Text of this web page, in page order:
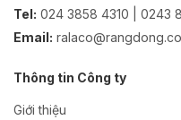
Tel: 024 3858 4310 | 0243
Email:
Thông tin Công ty
Giới thiệu